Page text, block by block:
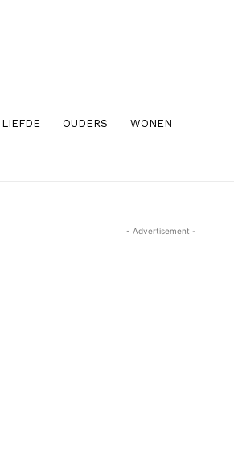
LIEFDE OUDERS WONEN
- Advertisement -